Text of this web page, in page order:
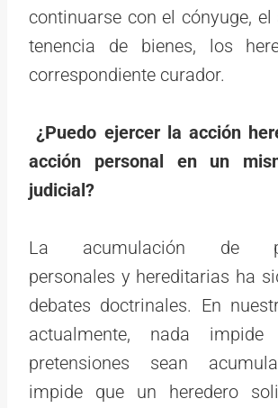
continuarse con el cónyuge, el
tenencia de bienes, los
correspondiente curador.
¿Puedo ejercer la acción
acción personal en un
judicial?
La acumulación de
personales y hereditarias ha
debates doctrinales. En
actualmente, nada
pretensiones sean
impide que un heredero